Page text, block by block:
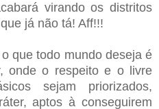
virando os distritos
já não tá! Aff!!!
que todo mundo deseja é
onde o respeito e o livre
sejam priorizados,
aptos à conseguirem